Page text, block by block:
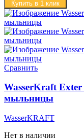
Купить в 1 клик
Сравнить
WasserKraft
мыльницы
WasserKRAFT
Нет в наличии